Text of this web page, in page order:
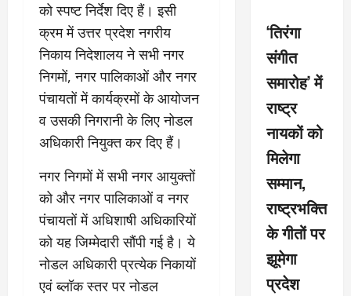
को स्पष्ट निर्देश दिए हैं। इसी
क्रम में उत्तर प्रदेश नगरीय
निकाय निदेशालय ने सभी नगर
निगमों, नगर पालिकाओं और नगर
पंचायतों में कार्यक्रमों के आयोजन
व उसकी निगरानी के लिए नोडल
अधिकारी नियुक्त कर दिए हैं।
नगर निगमों में सभी नगर आयुक्तों
को और नगर पालिकाओं व नगर
पंचायतों में अधिशाषी अधिकारियों
को यह जिम्मेदारी सौंपी गई है। ये
नोडल अधिकारी प्रत्येक निकायों
एवं ब्लॉक स्तर पर नोडल
‘तिरंगा
संगीत
समारोह’ में
राष्ट्र
नायकों को
मिलेगा
सम्मान,
राष्ट्रभक्ति
के गीतों पर
झूमेगा
प्रदेश